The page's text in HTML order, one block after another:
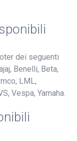
dei seguenti
Benelli, Beta,
LML,
Vespa, Yamaha.